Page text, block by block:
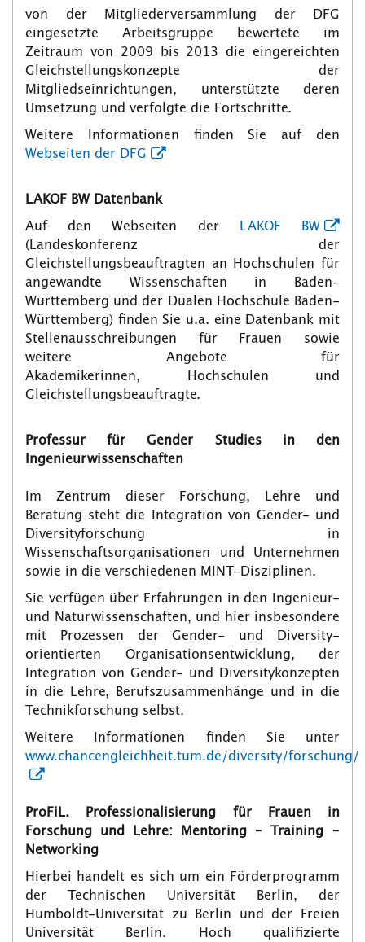
von der Mitgliederversammlung der DFG
eingesetzte Arbeitsgruppe bewertete im
Zeitraum von 2009 bis 2013 die eingereichten
Gleichstellungskonzepte der
Mitgliedseinrichtungen, unterstützte deren
Umsetzung und verfolgte die Fortschritte.
Weitere Informationen finden Sie auf den
Webseiten der DFG
LAKOF BW Datenbank
Auf den Webseiten der
LAKOF BW
(Landeskonferenz der
Gleichstellungsbeauftragten an Hochschulen für
angewandte Wissenschaften in Baden-
Württemberg und der Dualen Hochschule Baden-
Württemberg) finden Sie u.a. eine Datenbank mit
Stellenausschreibungen für Frauen sowie
weitere Angebote für
Akademikerinnen, Hochschulen und
Gleichstellungsbeauftragte.
Professur für Gender Studies in den
Ingenieurwissenschaften
Im Zentrum dieser Forschung, Lehre und
Beratung steht die Integration von Gender- und
Diversityforschung in
Wissenschaftsorganisationen und Unternehmen
sowie in die verschiedenen MINT-Disziplinen.
Sie verfügen über Erfahrungen in den Ingenieur-
und Naturwissenschaften, und hier insbesondere
mit Prozessen der Gender- und Diversity-
orientierten Organisationsentwicklung, der
Integration von Gender- und Diversitykonzepten
in die Lehre, Berufszusammenhänge und in die
Technikforschung selbst.
Weitere Informationen finden Sie unter
www.chancengleichheit.tum.de/diversity/forschung/
ProFiL. Professionalisierung für Frauen in
Forschung und Lehre: Mentoring – Training –
Networking
Hierbei handelt es sich um ein Förderprogramm
der Technischen Universität Berlin, der
Humboldt-Universität zu Berlin und der Freien
Universität Berlin. Hoch qualifizierte